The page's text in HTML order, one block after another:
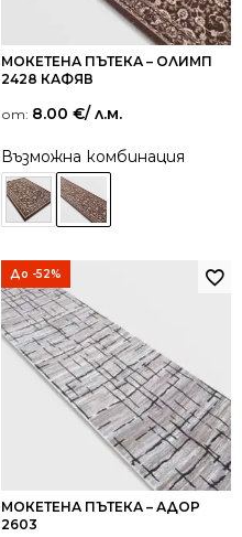
МОКЕТЕНА ПЪТЕКА – ОЛИМП
2428 КАФЯВ
от: 8.00 €/ л.м.
Възможна комбинация
До -52%
МОКЕТЕНА ПЪТЕКА – АДОР
2603